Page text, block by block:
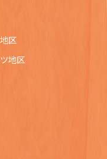
区
地区